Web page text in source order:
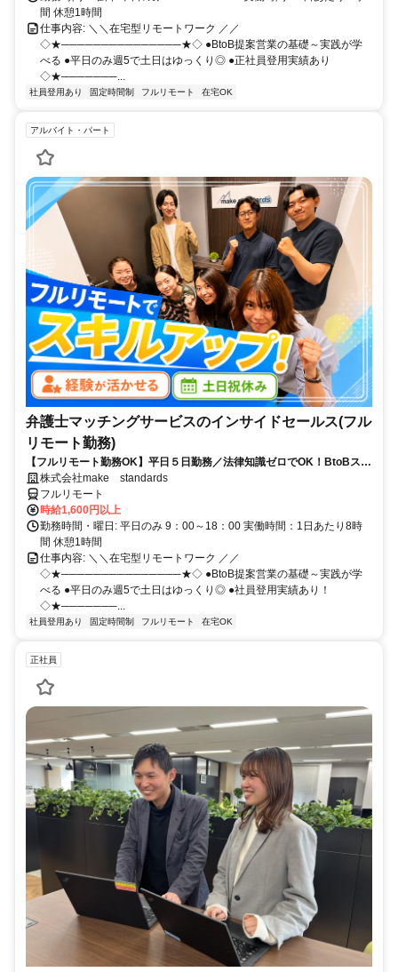
間 休憩1時間
仕事内容: ＼＼在宅型リモートワーク ／／
◇★───────────────★◇ ●BtoB提案営業の基礎～実践が学
べる ●平日のみ週5で土日はゆっくり◎ ●正社員登用実績あり
◇★───────...
社員登用あり 固定時間制 フルリモート 在宅OK
アルバイト・パート
弁護士マッチングサービスのインサイドセールス(フル
リモート勤務)
【フルリモート勤務OK】平日５日勤務／法律知識ゼロでOK！BtoBスキ
ルが身につく営業職
株式会社make standards
フルリモート
時給1,600円以上
勤務時間・曜日: 平日のみ 9：00～18：00 実働時間：1日あたり8時
間 休憩1時間
仕事内容: ＼＼在宅型リモートワーク ／／
◇★───────────────★◇ ●BtoB提案営業の基礎～実践が学
べる ●平日のみ週5で土日はゆっくり◎ ●社員登用実績あり！
◇★───────...
社員登用あり 固定時間制 フルリモート 在宅OK
正社員